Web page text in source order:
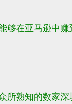
在亚马逊中赚
所熟知的数家深